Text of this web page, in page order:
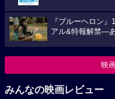
『ブルーヘロン
アル&特報解禁―
映
みんなの映画レビュー